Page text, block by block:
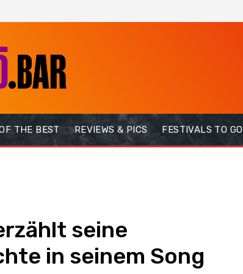
THE BEST REVIEWS & PICS FESTIVALS TO GO
seine
in seinem Song